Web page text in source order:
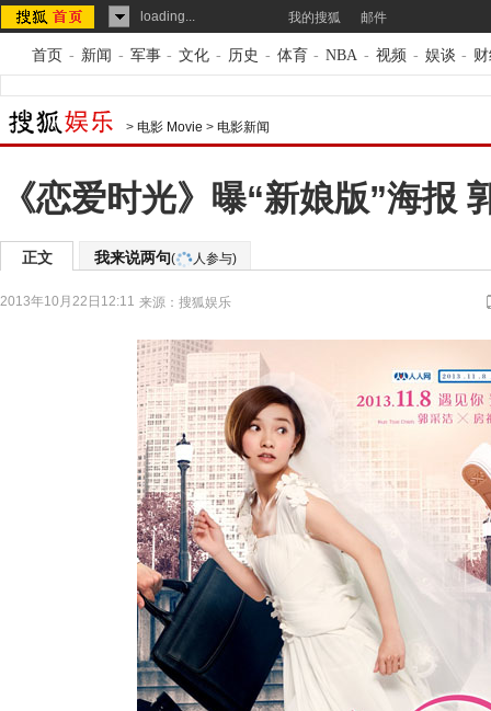
loading... 我的搜狐 邮件
首页 - 新闻 - 军事 - 文化 - 历史 - 体育 - NBA - 视频 - 娱谈 -
> 电影 Movie > 电影新闻
《恋爱时光》曝“新娘版”海报
正文 我来说两句( 人参与)
2013年10月22日12:11 来源： 搜狐娱乐